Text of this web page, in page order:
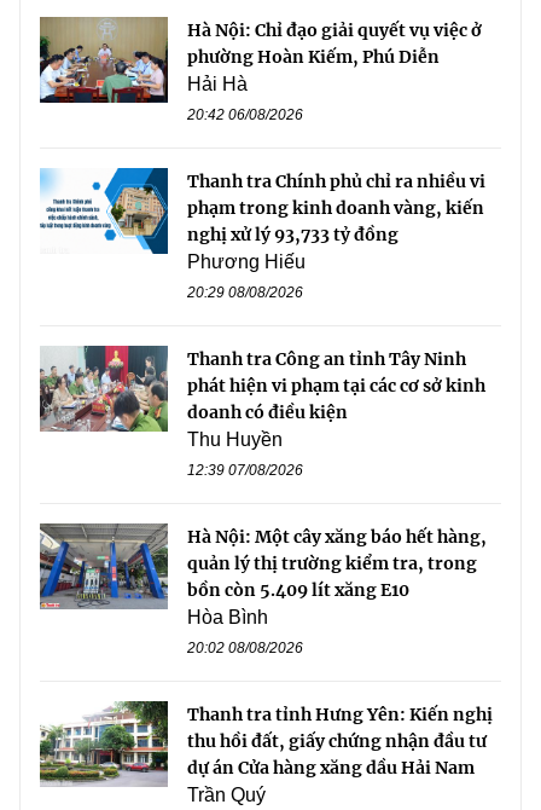
Hà Nội: Chỉ đạo giải quyết vụ việc ở
phường Hoàn Kiếm, Phú Diễn
Hải Hà
20:42 06/08/2026
Thanh tra Chính phủ chỉ ra nhiều vi
phạm trong kinh doanh vàng, kiến
nghị xử lý 93,733 tỷ đồng
Phương Hiếu
20:29 08/08/2026
Thanh tra Công an tỉnh Tây Ninh
phát hiện vi phạm tại các cơ sở kinh
doanh có điều kiện
Thu Huyền
12:39 07/08/2026
Hà Nội: Một cây xăng báo hết hàng,
quản lý thị trường kiểm tra, trong
bồn còn 5.409 lít xăng E10
Hòa Bình
20:02 08/08/2026
Thanh tra tỉnh Hưng Yên: Kiến nghị
thu hồi đất, giấy chứng nhận đầu tư
dự án Cửa hàng xăng dầu Hải Nam
Trần Quý